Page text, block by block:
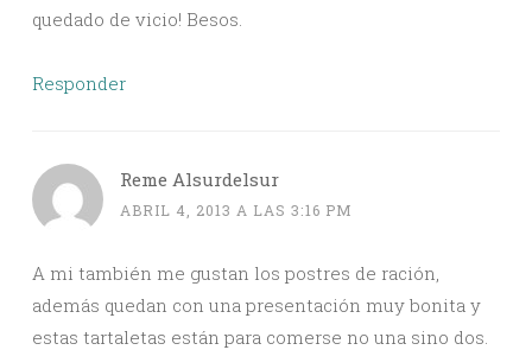
quedado de vicio! Besos.
Responder
Reme Alsurdelsur
ABRIL 4, 2013 A LAS 3:16 PM
A mi también me gustan los postres de ración,
además quedan con una presentación muy bonita y
estas tartaletas están para comerse no una sino dos.